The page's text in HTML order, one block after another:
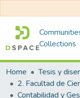
Collections
Home Tesis y